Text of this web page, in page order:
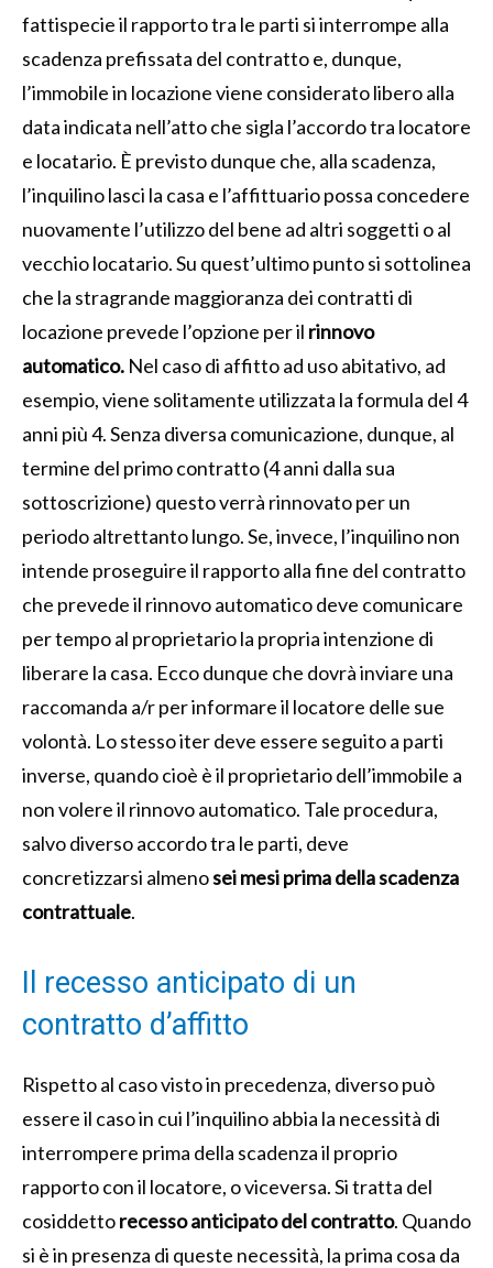
fattispecie il rapporto tra le parti si interrompe alla
scadenza prefissata del contratto e, dunque,
l’immobile in locazione viene considerato libero alla
data indicata nell’atto che sigla l’accordo tra locatore
e locatario. È previsto dunque che, alla scadenza,
l’inquilino lasci la casa e l’affittuario possa concedere
nuovamente l’utilizzo del bene ad altri soggetti o al
vecchio locatario. Su quest’ultimo punto si sottolinea
che la stragrande maggioranza dei contratti di
locazione prevede l’opzione per il rinnovo
automatico. Nel caso di affitto ad uso abitativo, ad
esempio, viene solitamente utilizzata la formula del 4
anni più 4. Senza diversa comunicazione, dunque, al
termine del primo contratto (4 anni dalla sua
sottoscrizione) questo verrà rinnovato per un
periodo altrettanto lungo. Se, invece, l’inquilino non
intende proseguire il rapporto alla fine del contratto
che prevede il rinnovo automatico deve comunicare
per tempo al proprietario la propria intenzione di
liberare la casa. Ecco dunque che dovrà inviare una
raccomanda a/r per informare il locatore delle sue
volontà. Lo stesso iter deve essere seguito a parti
inverse, quando cioè è il proprietario dell’immobile a
non volere il rinnovo automatico. Tale procedura,
salvo diverso accordo tra le parti, deve
concretizzarsi almenosei mesi prima della scadenza
contrattuale.
Il recesso anticipato di un
contratto d’affitto
Rispetto al caso visto in precedenza, diverso può
essere il caso in cui l’inquilino abbia la necessità di
interrompere prima della scadenza il proprio
rapporto con il locatore, o viceversa. Si tratta del
cosiddettorecesso anticipato del contratto. Quando
si è in presenza di queste necessità, la prima cosa da